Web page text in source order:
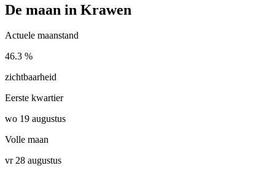
De maan in Krawen
Actuele maanstand
46.3 %
zichtbaarheid
Eerste kwartier
wo 19 augustus
Volle maan
vr 28 augustus